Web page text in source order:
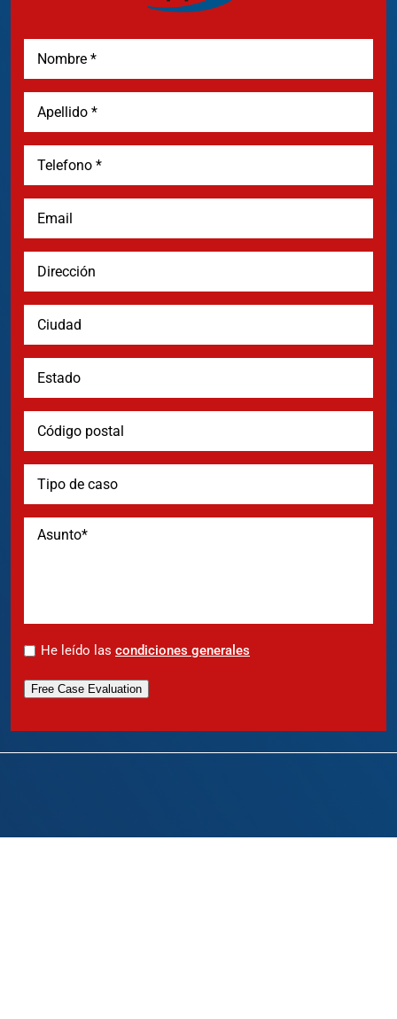
* He leído las condiciones generales
Free Case Evaluation